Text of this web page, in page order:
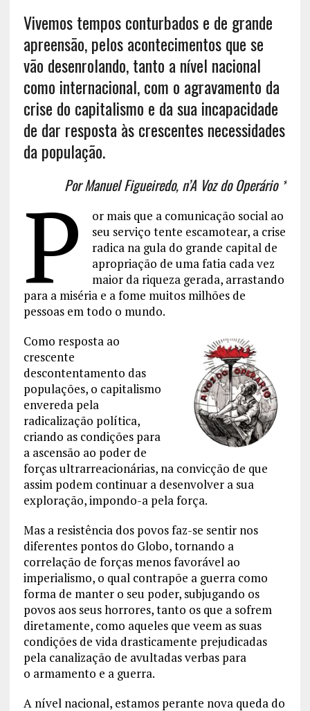
Vivemos tempos conturbados e de grande
apreensão, pelos acontecimentos que se
vão desenrolando, tanto a nível nacional
como internacional, com o agravamento da
crise do capitalismo e da sua incapacidade
de dar resposta às crescentes necessidades
da população.
Por Manuel Figueiredo, n’A Voz do Operário *
P
or mais que a comunicação social ao
seu serviço tente escamotear, a crise
radica na gula do grande capital de
apropriação de uma fatia cada vez
maior da riqueza gerada, arrastando
para a miséria e a fome muitos milhões de
pessoas em todo o mundo.
Como resposta ao
crescente
descontentamento das
populações, o capitalismo
envereda pela
radicalização política,
criando as condições para
a ascensão ao poder de
forças ultrarreacionárias, na convicção de que
assim podem continuar a desenvolver a sua
exploração, impondo-a pela força.
Mas a resistência dos povos faz-se sentir nos
diferentes pontos do Globo, tornando a
correlação de forças menos favorável ao
imperialismo, o qual contrapõe a guerra como
forma de manter o seu poder, subjugando os
povos aos seus horrores, tanto os que a sofrem
diretamente, como aqueles que veem as suas
condições de vida drasticamente prejudicadas
pela canalização de avultadas verbas para
o armamento e a guerra.
A nível nacional, estamos perante nova queda do